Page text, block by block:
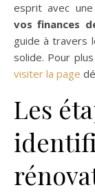
esprit avec
vos finances
guide à travers
solide. Pour
visiter la page
Les